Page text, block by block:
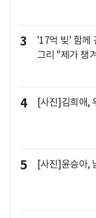
3
'17억 빚' 함께
그리 "제가 챙
4 [사진]김희애,
5 [사진]윤승아,